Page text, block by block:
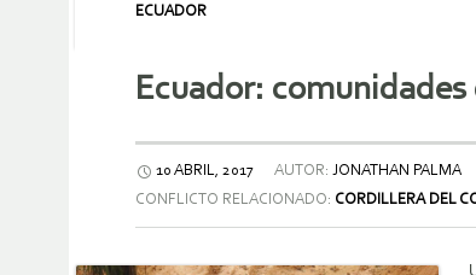
ECUADOR
Ecuador:
10 ABRIL, 2017 AUTOR: JONATHAN PALMA
CONFLICTO RELACIONADO: CORDILLERA DEL